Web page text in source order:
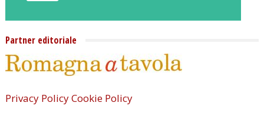
Partner editoriale
Privacy PolicyCookie Policy